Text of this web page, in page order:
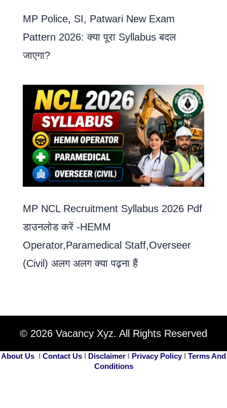
MP Police, SI, Patwari New Exam
Pattern 2026: क्या पूरा Syllabus बदल
जाएगा?
MP NCL Recruitment Syllabus 2026 Pdf
डाउनलोड करें -HEMM
Operator,Paramedical Staff,Overseer
(Civil) अलग अलग क्या पढ़ना हैं
© 2026 Vacancy Xyz. All Rights Reserved
About Us I Contact Us I Disclaimer I Privacy PolicyI Terms And
Conditions